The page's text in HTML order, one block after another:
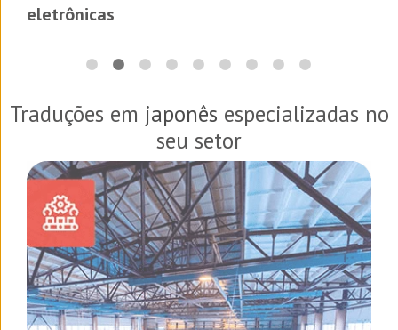
eletrônicas
Traduções em japonês especializadas no
seu setor